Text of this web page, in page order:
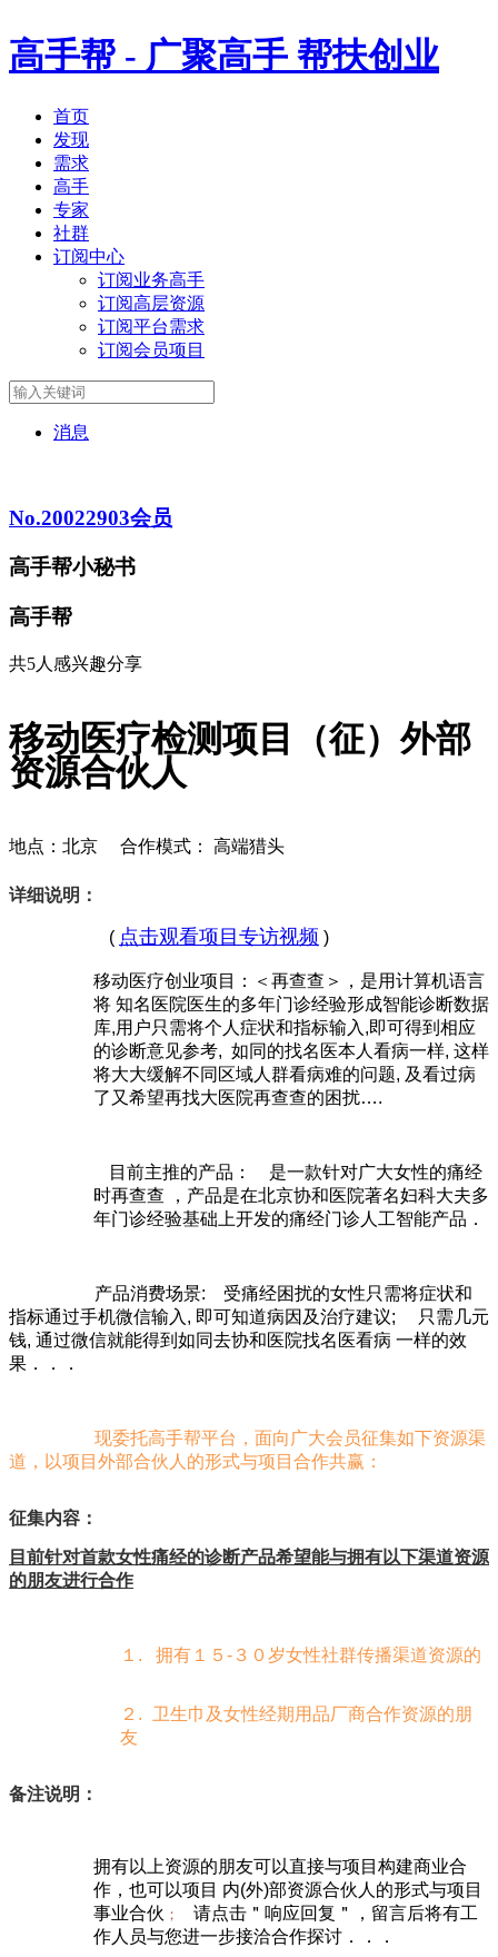
高手帮 - 广聚高手 帮扶创业
首页
发现
需求
高手
专家
社群
订阅中心
订阅业务高手
订阅高层资源
订阅平台需求
订阅会员项目
消息
No.20022903会员
高手帮小秘书
高手帮
共5人感兴趣分享
移动医疗检测项目（征）外部
资源合伙人
地点：北京 合作模式： 高端猎头
详细说明
( 点击观看项目专访视频 )
移动医疗创业项目：＜再查查＞，是用计算机语言
将 知名医院医生的多年门诊经验形成智能诊断数据
库,用户只需将个人症状和指标输入,即可得到相应
的诊断意见参考, 如同的找名医本人看病一样, 这样
将大大缓解不同区域人群看病难的问题, 及看过病
了又希望再找大医院再查查的困扰….
目前主推的产品： 是一款针对广大女性的痛经
时再查查 ，产品是在北京协和医院著名妇科大夫多
年门诊经验基础上开发的痛经门诊人工智能产品．
产品消费场景: 受痛经困扰的女性只需将症状和
指标通过手机微信输入, 即可知道病因及治疗建议; 只需几元
钱, 通过微信就能得到如同去协和医院找名医看病 一样的效
果．．．
现委托高手帮平台，面向广大会员征集如下资源渠
道，以项目外部合伙人的形式与项目合作共赢：
征集内容
目前针对首款女性痛经的诊断产品希望能与拥有以下渠道资源
的朋友进行合作
１. 拥有１５-３０岁女性社群传播渠道资源的
２.
卫生巾及女性经期用品厂商合作资源的朋
友
备注说明
拥有以上资源的朋友可以直接与项目构建商业合
作，也可以项目 内(外)部资源合伙人的形式与项目
事业合伙 ； 请点击＂响应回复＂， 留言后将有工
作人员与您进一步接洽合作探讨．．．